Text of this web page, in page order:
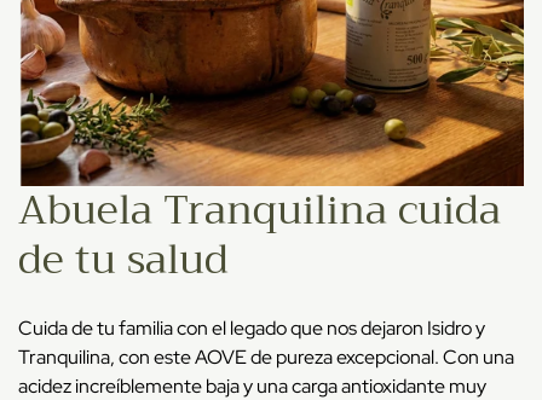
Abuela Tranquilina cuida
de tu salud
Cuida de tu familia con el legado que nos dejaron Isidro y
Tranquilina, con este AOVE de pureza excepcional. Con una
acidez increíblemente baja y una carga antioxidante muy